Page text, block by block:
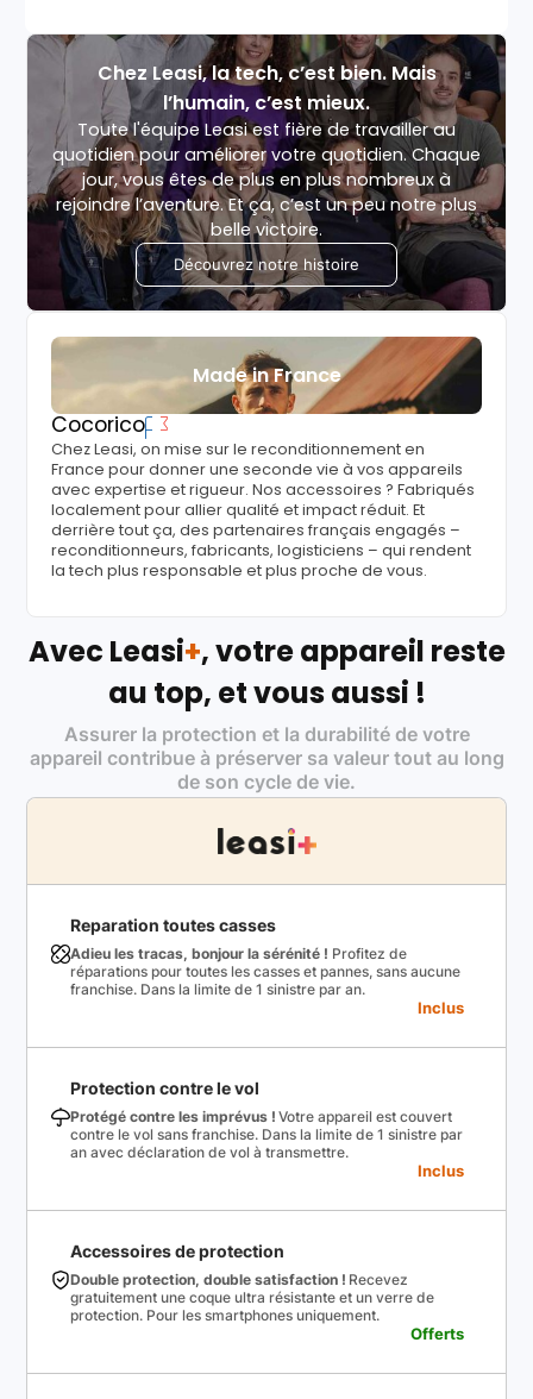
Chez Leasi, la tech, c’est bien. Mais
l’humain, c’est mieux.
Toute l'équipe Leasi est fière de travailler au
quotidien pour améliorer votre quotidien. Chaque
jour, vous êtes de plus en plus nombreux à
rejoindre l’aventure. Et ça, c’est un peu notre plus
belle victoire.
Découvrez notre histoire
Made in France
Cocorico
Chez Leasi, on mise sur le reconditionnement en
France pour donner une seconde vie à vos appareils
avec expertise et rigueur. Nos accessoires ? Fabriqués
localement pour allier qualité et impact réduit. Et
derrière tout ça, des partenaires français engagés –
reconditionneurs, fabricants, logisticiens – qui rendent
la tech plus responsable et plus proche de vous.
Avec Leasi+, votre appareil reste
au top, et vous aussi !
Assurer la protection et la durabilité de votre
appareil contribue à préserver sa valeur tout au long
de son cycle de vie.
Reparation toutes casses
Adieu les tracas, bonjour la sérénité ! Profitez de
réparations pour toutes les casses et pannes, sans aucune
franchise. Dans la limite de 1 sinistre par an.
Inclus
Protection contre le vol
Protégé contre les imprévus ! Votre appareil est couvert
contre le vol sans franchise. Dans la limite de 1 sinistre par
an avec déclaration de vol à transmettre.
Inclus
Accessoires de protection
Double protection, double satisfaction ! Recevez
gratuitement une coque ultra résistante et un verre de
protection. Pour les smartphones uniquement.
Offerts